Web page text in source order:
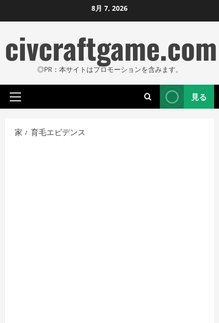
ン
ン
ツ
ス
ッ
8月 7, 2026
civcraftgame.com
◎PR：本サイトはプロモーションを含みます。
プ
イ
マ
見る
家 育毛エビデンス